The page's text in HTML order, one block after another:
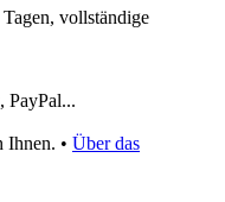
vollständige
PayPal...
Ihnen. • Über das